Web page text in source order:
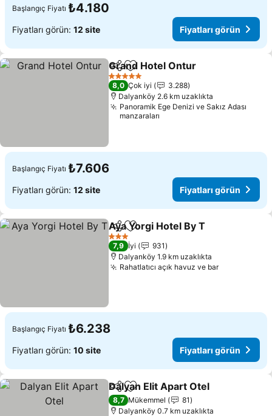
Başlangıç Fiyatı ₺4.180
Fiyatları görün: 12 site Fiyatları görün
PaylaşFavorilerime ekle
Grand Hotel Ontur
5 Yıldız
8,0 Çok iyi
3.288
Dalyanköy 2.6 km uzaklıkta
Panoramik Ege Denizi ve Sakız Adası
manzaraları
Başlangıç Fiyatı ₺7.606
Fiyatları görün: 12 site Fiyatları görün
PaylaşFavorilerime ekle
Aya Yorgi Hotel By T
3 Yıldız
7,9 İyi
931
Dalyanköy 1.9 km uzaklıkta
Rahatlatıcı açık havuz ve barFiyatları
Başlangıç Fiyatı ₺6.238
Fiyatları görün: 10 site Fiyatları görün
PaylaşFavorilerime ekle
Dalyan Elit Apart Otel
8,7 Mükemmel
81
Dalyanköy 0.7 km uzaklıkta